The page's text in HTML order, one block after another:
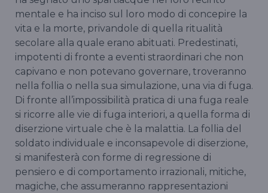
mentale e ha inciso sul loro modo di concepire la
vita e la morte, privandole di quella ritualità
secolare alla quale erano abituati. Predestinati,
impotenti di fronte a eventi straordinari che non
capivano e non potevano governare, troveranno
nella follia o nella sua simulazione, una via di fuga.
Di fronte all’impossibilità pratica di una fuga reale
si ricorre alle vie di fuga interiori, a quella forma di
diserzione virtuale che è la malattia. La follia del
soldato individuale e inconsapevole di diserzione,
si manifesterà con forme di regressione di
pensiero e di comportamento irrazionali, mitiche,
magiche, che assumeranno rappresentazioni